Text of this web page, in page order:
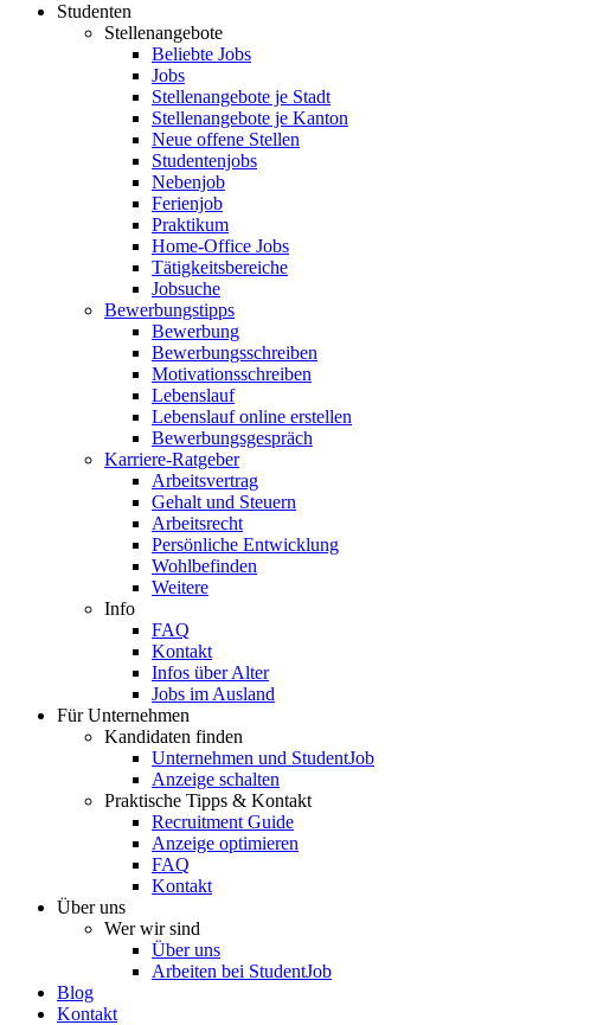
Studenten
Stellenangebote
Beliebte Jobs
Jobs
Stellenangebote je Stadt
Stellenangebote je Kanton
Neue offene Stellen
Studentenjobs
Nebenjob
Ferienjob
Praktikum
Home-Office Jobs
Tätigkeitsbereiche
Jobsuche
Bewerbungstipps
Bewerbung
Bewerbungsschreiben
Motivationsschreiben
Lebenslauf
Lebenslauf online erstellen
Bewerbungsgespräch
Karriere-Ratgeber
Arbeitsvertrag
Gehalt und Steuern
Arbeitsrecht
Persönliche Entwicklung
Wohlbefinden
Weitere
Info
FAQ
Kontakt
Infos über Alter
Jobs im Ausland
Für Unternehmen
Kandidaten finden
Unternehmen und StudentJob
Anzeige schalten
Praktische Tipps & Kontakt
Recruitment Guide
Anzeige optimieren
FAQ
Kontakt
Über uns
Wer wir sind
Über uns
Arbeiten bei StudentJob
Blog
Kontakt